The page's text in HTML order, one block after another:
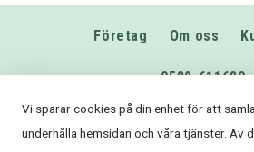
Företag Om oss
0589-611680
Vi sparar cookies på din enhet för att
underhålla hemsidan och våra tjänster. Av